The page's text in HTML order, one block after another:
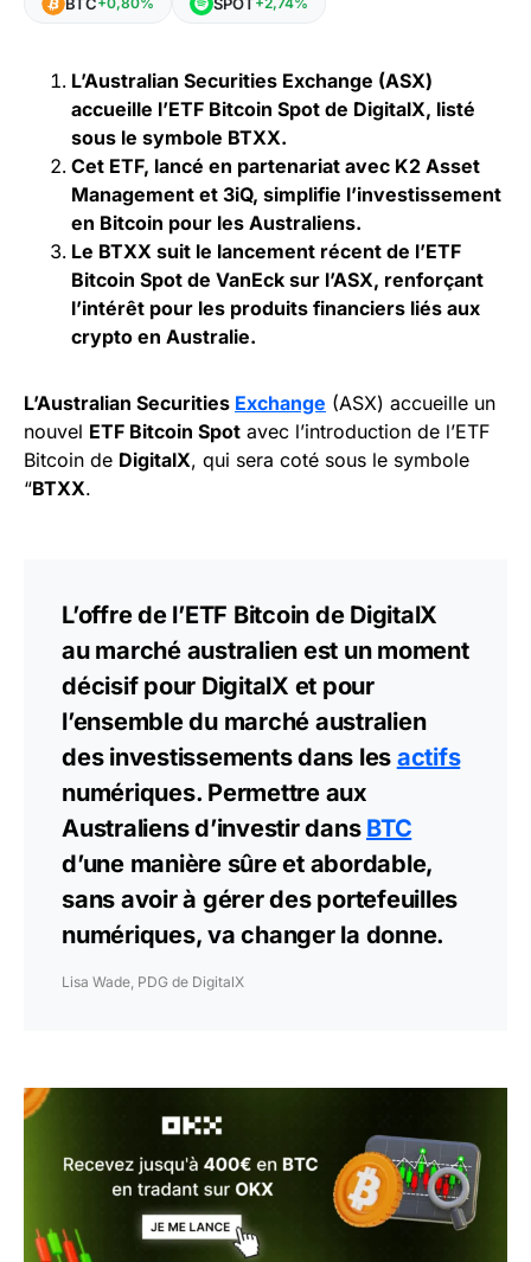
L’Australian Securities Exchange (ASX)
accueille l’ETF Bitcoin Spot de DigitalX, listé
sous le symbole BTXX.
Cet ETF, lancé en partenariat avec K2 Asset
Management et 3iQ, simplifie l’investissement
en Bitcoin pour les Australiens.
Le BTXX suit le lancement récent de l’ETF
Bitcoin Spot de VanEck sur l’ASX, renforçant
l’intérêt pour les produits financiers liés aux
crypto en Australie.
L’Australian Securities Exchange (ASX) accueille un
nouvel ETF Bitcoin Spot avec l’introduction de l’ETF
Bitcoin de DigitalX, qui sera coté sous le symbole
“BTXX.
L’offre de l’ETF Bitcoin de DigitalX
au marché australien est un moment
décisif pour DigitalX et pour
l’ensemble du marché australien
des investissements dans les actifs
numériques. Permettre aux
Australiens d’investir dans BTC
d’une manière sûre et abordable,
sans avoir à gérer des portefeuilles
numériques, va changer la donne.
Lisa Wade, PDG de DigitalX